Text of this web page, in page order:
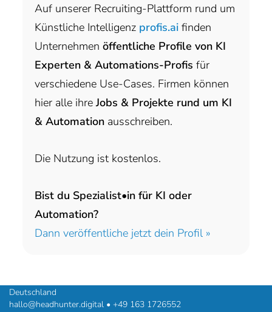
Auf unserer Recruiting-Plattform rund um
Künstliche Intelligenz profis.ai finden
Unternehmen öffentliche Profile von KI
Experten & Automations-Profis für
verschiedene Use-Cases. Firmen können
hier alle ihreJobs & Projekte rund um KI
& Automation ausschreiben.
Die Nutzung ist kostenlos.
Bist du Spezialist•in für KI oder
Automation?
Dann veröffentliche jetzt dein Profil »
Deutschland
hallo@headhunter.digital • +49 163 1726552